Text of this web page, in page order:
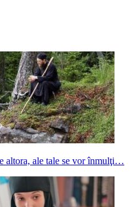
altora, ale tale se vor înmulţi…